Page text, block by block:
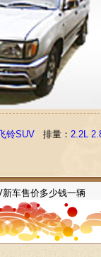
铃SUV排量： 2.2L
车售价多少钱一辆